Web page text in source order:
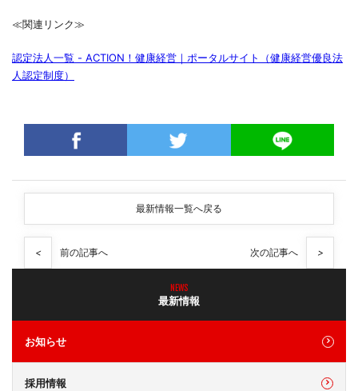
≪関連リンク≫
認定法人一覧 - ACTION！健康経営｜ポータルサイト（健康経営優良法
人認定制度）
最新情報一覧へ戻る
前の記事へ
< 次の記事へ >
NEWS
最新情報
お知らせ
採用情報